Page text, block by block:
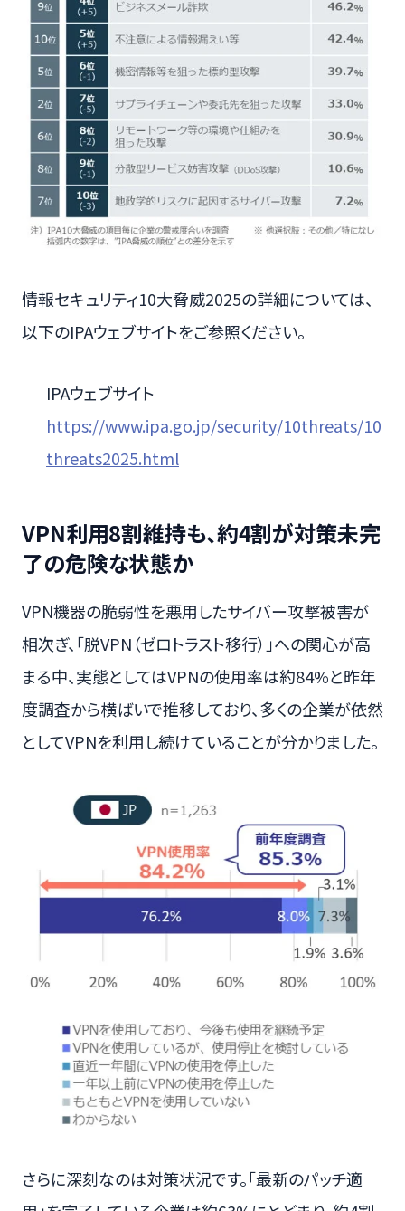
情報セキュリティ10大脅威2025の詳細については、
以下のIPAウェブサイトをご参照ください。
IPAウェブサイト
https://www.ipa.go.jp/security/10threats/10
threats2025.html
VPN利用8割維持も、約4割が対策未完
了の危険な状態か
VPN機器の脆弱性を悪用したサイバー攻撃被害が
相次ぎ、「脱VPN（ゼロトラスト移行）」への関心が高
まる中、実態としてはVPNの使用率は約84%と昨年
度調査から横ばいで推移しており、多くの企業が依然
としてVPNを利用し続けていることが分かりました。
さらに深刻なのは対策状況です。「最新のパッチ適